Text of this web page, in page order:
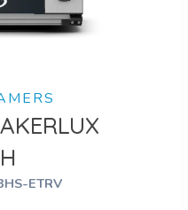
ETRV